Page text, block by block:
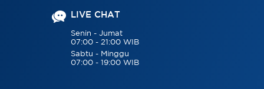
LIVE CHAT
Senin - Jumat
07:00 - 21:00 WIB
Sabtu - Minggu
07:00 - 19:00 WIB